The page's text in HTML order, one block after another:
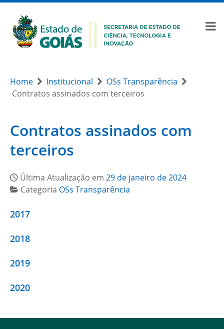
Home Institucional
OSs Transparência
Contratos assinados com terceiros
Contratos assinados com
terceiros
Última Atualização em 29 de janeiro de 2024
Categoria OSs Transparência
2017
2018
2019
2020